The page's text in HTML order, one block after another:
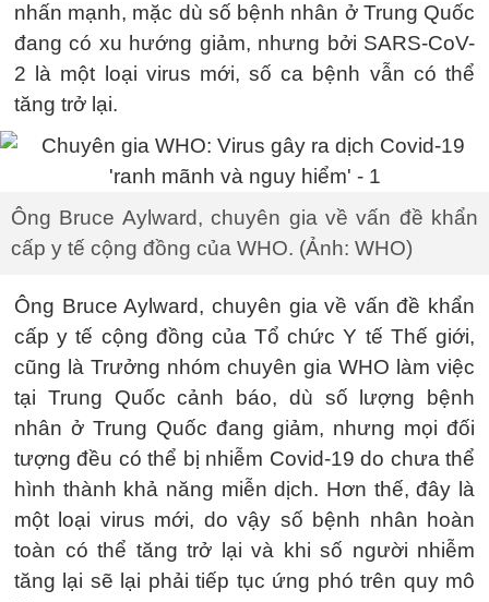
nhấn mạnh, mặc dù số bệnh nhân ở Trung Quốc
đang có xu hướng giảm, nhưng bởi SARS-CoV-
2 là một loại virus mới, số ca bệnh vẫn có thể
tăng trở lại.
Ông Bruce Aylward, chuyên gia về vấn đề khẩn
cấp y tế cộng đồng của WHO. (Ảnh: WHO)
Ông Bruce Aylward, chuyên gia về vấn đề khẩn
cấp y tế cộng đồng của Tổ chức Y tế Thế giới,
cũng là Trưởng nhóm chuyên gia WHO làm việc
tại Trung Quốc cảnh báo, dù số lượng bệnh
nhân ở Trung Quốc đang giảm, nhưng mọi đối
tượng đều có thể bị nhiễm Covid-19 do chưa thể
hình thành khả năng miễn dịch. Hơn thế, đây là
một loại virus mới, do vậy số bệnh nhân hoàn
toàn có thể tăng trở lại và khi số người nhiễm
tăng lại sẽ lại phải tiếp tục ứng phó trên quy mô